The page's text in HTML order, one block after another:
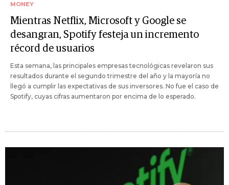
MONEY
Mientras Netflix, Microsoft y Google se
desangran, Spotify festeja un incremento
récord de usuarios
Esta semana, las principales empresas tecnológicas revelaron sus
resultados durante el segundo trimestre del año y la mayoría no
llegó a cumplir las expectativas de sus inversores. No fue el caso de
Spotify, cuyas cifras aumentaron por encima de lo esperado.